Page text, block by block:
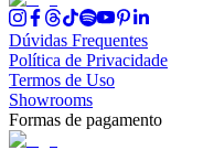
Dúvidas Frequentes
Política de Privacidade
Termos de Uso
Showrooms
Formas de pagamento